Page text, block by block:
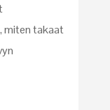
miten takaat